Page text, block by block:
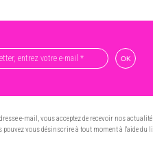
e-mail, vous acceptez de recevoir nos
pouvez vous désinscrire à tout moment à l'aide du